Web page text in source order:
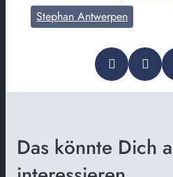
Stephan Antwerpen
Das könnte Dich